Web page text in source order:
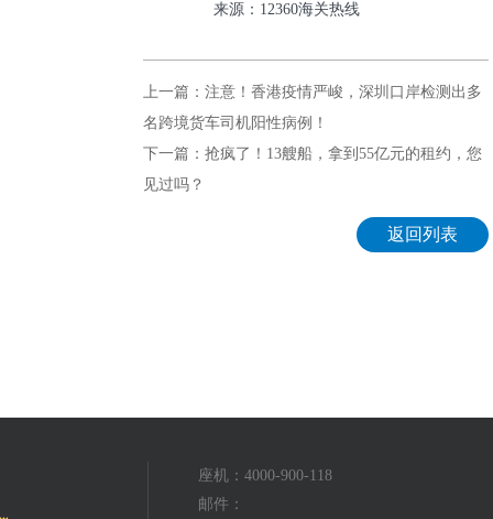
来源：12360海关热线
上一篇：注意！香港疫情严峻，深圳口岸检测出多
名跨境货车司机阳性病例！
下一篇：抢疯了！13艘船，拿到55亿元的租约，您
见过吗？
返回列表
座机：4000-900-118
邮件：